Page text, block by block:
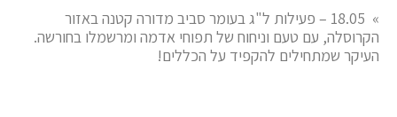
» 18.05 – פעילות ל"ג בעומר סביב מדורה קטנה באזור
הקרוסלה, עם טעם וניחוח של תפוחי אדמה ומרשמלו בחורשה.
העיקר שמתחילים להקפיד על הכללים!